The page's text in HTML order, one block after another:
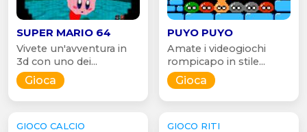
SUPER MARIO 64
Vivete un'avventura in
3d con uno dei...
Gioca
PUYO PUYO
Amate i videogiochi
rompicapo in stile...
Gioca
GIOCO CALCIO GIOCO RITI